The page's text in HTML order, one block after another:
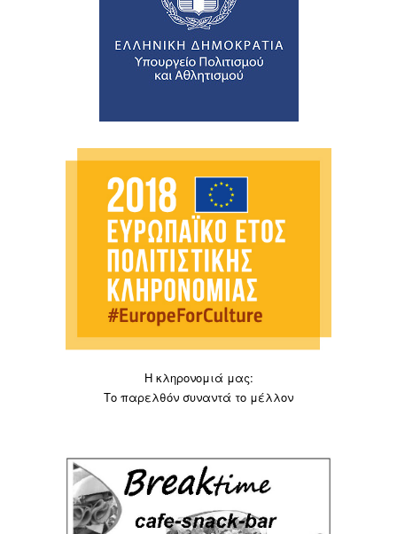
Η κληρονομιά μας:
Το παρελθόν συναντά το μέλλον